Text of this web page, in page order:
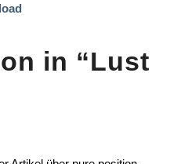
in “Lust